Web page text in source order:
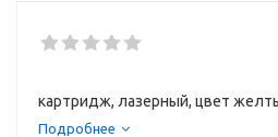
картридж, лазерный, цвет
Подробнее